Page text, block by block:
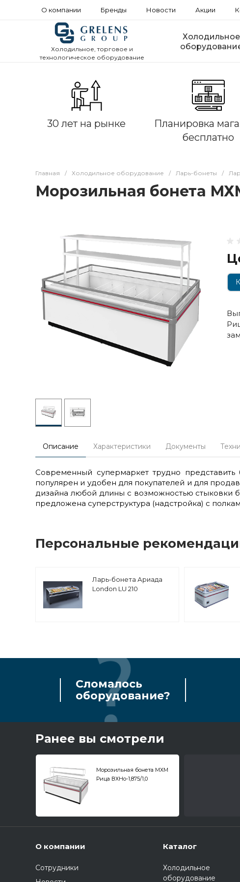
О компании Бренды Новости Акции
Холодильное, торговое и
технологическое оборудование
Холодильное
30 лет на рынке
Планировка
бесплатно
Главная / Холодильное оборудование / Ларь-бонеты /
Морозильная бонета
Описание Характеристики Документы
Современный супермаркет трудно
популярен и удобен для покупателей и для
дизайна любой длины с возможностью стыковки
предложена суперструктура (надстройка) с
Персональные
Ларь-бонета Ариада
London LU 210
Сломалось
оборудование?
Ранее вы смотрели
Морозильная бонета МХМ
Рица ВХНо-1,875/1,0
О компании
Сотрудники
Каталог
Холодильное
оборудование